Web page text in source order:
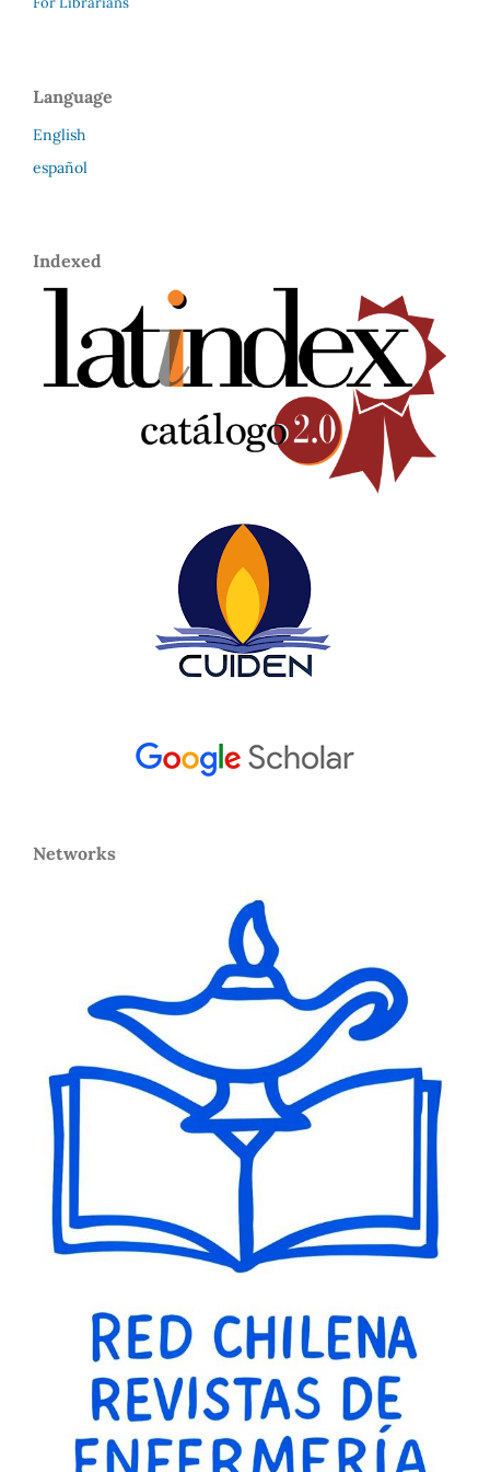
Language
English
español
Indexed
Networks